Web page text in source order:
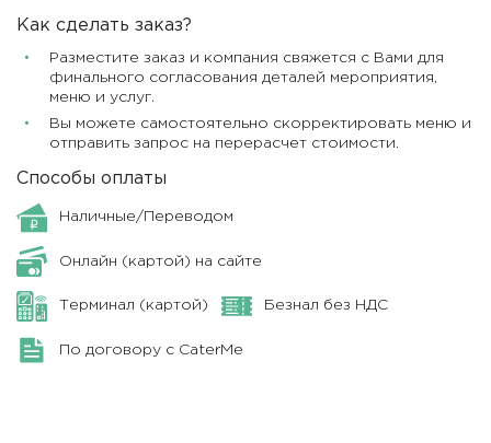
Как сделать заказ?
Разместите заказ и компания свяжется с Вами для
финального согласования деталей мероприятия,
меню и услуг.
Вы можете самостоятельно скорректировать меню и
отправить запрос на перерасчет стоимости.
Способы оплаты
Наличные/Переводом
Онлайн (картой) на сайте
Терминал (картой) Безнал без НДС
По договору с CaterMe